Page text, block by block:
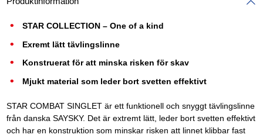
STAR COLLECTION – One of a kind
Exremt lätt tävlingslinne
Konstruerat för att minska risken för skav
Mjukt material som leder bort svetten effektivt
STAR COMBAT SINGLET är ett funktionell och snyggt tävlingslinne
från danska SAYSKY. Det är extremt lätt, leder bort svetten effektivt
och har en konstruktion som minskar risken att linnet klibbar fast